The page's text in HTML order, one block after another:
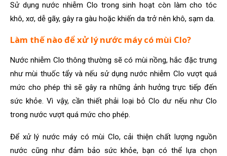
Sử dụng nước nhiễm Clo trong sinh hoạt còn làm cho tóc
khô, xơ, dễ gãy, gây ra gàu hoặc khiến da trở nên khô, sạm da.
Làm thế nào để xử lý nước máy có mùi Clo?
Nước nhiễm Clo thông thường sẽ có mùi nồng, hắc đặc trưng
như mùi thuốc tẩy và nếu sử dụng nước nhiễm Clo vượt quá
mức cho phép thì sẽ gây ra những ảnh hưởng trực tiếp đến
sức khỏe. Vì vậy, cần thiết phải loại bỏ Clo dư nếu như Clo
trong nước vượt quá mức cho phép.
Để xử lý nước máy có mùi Clo, cải thiện chất lượng nguồn
nước cũng như đảm bảo sức khỏe, bạn có thể lựa chọn